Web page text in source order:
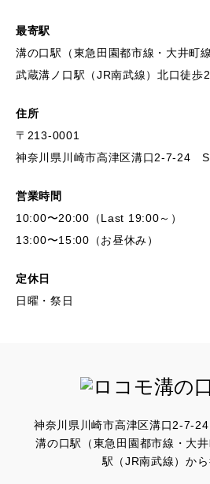
最寄駅
溝の口駅（東急田園都市線・大井町
武蔵溝ノ口駅（JR南武線）北口徒歩
住所
〒213-0001
神奈川県川崎市高津区溝口2-7-24
営業時間
10:00〜20:00（Last 19:00～）
13:00〜15:00（お昼休み）
定休日
日曜・祭日
神奈川県川崎市高津区溝口2-7-
溝の口駅（東急田園都市線・大
駅（JR南武線）か